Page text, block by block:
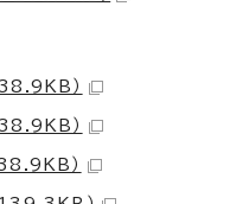
）
）
）